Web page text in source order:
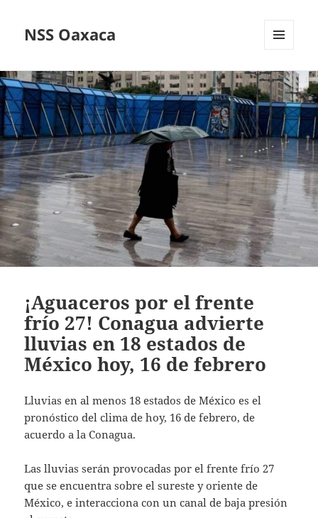
NSS Oaxaca
WIDGETS
¡Aguaceros por el frente
frío 27! Conagua advierte
lluvias en 18 estados de
México hoy, 16 de febrero
Lluvias en al menos 18 estados de México es el
pronóstico del clima de hoy, 16 de febrero, de
acuerdo a la Conagua.
Las lluvias serán provocadas por el frente frío 27
que se encuentra sobre el sureste y oriente de
México, e interacciona con un canal de baja presión